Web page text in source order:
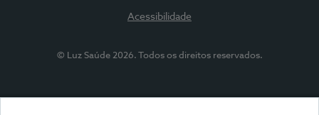
Acessibilidade
© Luz Saúde 2026. Todos os direitos reservados.